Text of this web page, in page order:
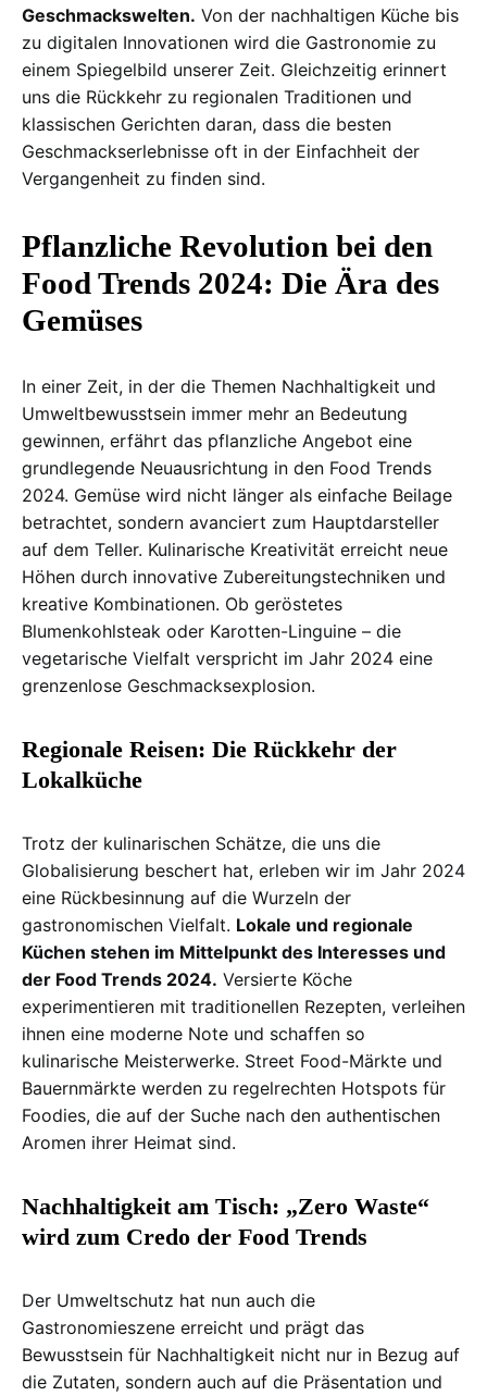
Geschmackswelten. Von der nachhaltigen Küche bis
zu digitalen Innovationen wird die Gastronomie zu
einem Spiegelbild unserer Zeit. Gleichzeitig erinnert
uns die Rückkehr zu regionalen Traditionen und
klassischen Gerichten daran, dass die besten
Geschmackserlebnisse oft in der Einfachheit der
Vergangenheit zu finden sind.
Pflanzliche Revolution bei den
Food Trends 2024: Die Ära des
Gemüses
In einer Zeit, in der die Themen Nachhaltigkeit und
Umweltbewusstsein immer mehr an Bedeutung
gewinnen, erfährt das pflanzliche Angebot eine
grundlegende Neuausrichtung in den Food Trends
2024. Gemüse wird nicht länger als einfache Beilage
betrachtet, sondern avanciert zum Hauptdarsteller
auf dem Teller. Kulinarische Kreativität erreicht neue
Höhen durch innovative Zubereitungstechniken und
kreative Kombinationen. Ob geröstetes
Blumenkohlsteak oder Karotten-Linguine – die
vegetarische Vielfalt verspricht im Jahr 2024 eine
grenzenlose Geschmacksexplosion.
Regionale Reisen: Die Rückkehr der
Lokalküche
Trotz der kulinarischen Schätze, die uns die
Globalisierung beschert hat, erleben wir im Jahr 2024
eine Rückbesinnung auf die Wurzeln der
gastronomischen Vielfalt. Lokale und regionale
Küchen stehen im Mittelpunkt des Interesses und
der Food Trends 2024. Versierte Köche
experimentieren mit traditionellen Rezepten, verleihen
ihnen eine moderne Note und schaffen so
kulinarische Meisterwerke. Street Food-Märkte und
Bauernmärkte werden zu regelrechten Hotspots für
Foodies, die auf der Suche nach den authentischen
Aromen ihrer Heimat sind.
Nachhaltigkeit am Tisch: „Zero Waste“
wird zum Credo der Food Trends
Der Umweltschutz hat nun auch die
Gastronomieszene erreicht und prägt das
Bewusstsein für Nachhaltigkeit nicht nur in Bezug auf
die Zutaten, sondern auch auf die Präsentation und